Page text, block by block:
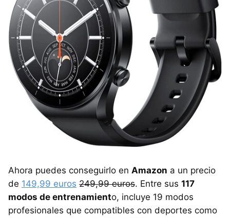
Ahora puedes conseguirlo en Amazon a un precio
de 149,99 euros 249,99 euros. Entre sus 117
modos de entrenamiento, incluye 19 modos
profesionales que compatibles con deportes como